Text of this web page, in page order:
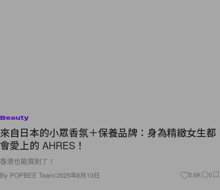
Beauty
來自日本的小眾香氛＋保養品牌：身為精緻女生都
會愛上的 AHRES！
香港也能買到了！
By POPBEE Team/2025年6月10日 2.6K 0